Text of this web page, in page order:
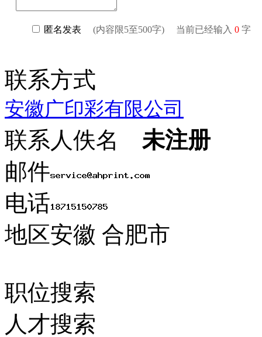
联系方式
安徽广印彩有限公司
联系人佚名 未注册
邮件
电话
地区安徽 合肥市
职位搜索
人才搜索